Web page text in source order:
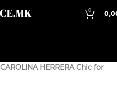
0
CAROLINA HERRERA Chic for